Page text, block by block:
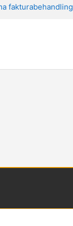
fakturabehandling